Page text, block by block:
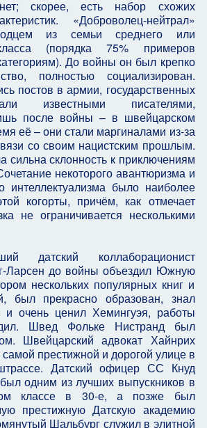
скорее, есть набор схожих
«Доброволец-нейтрал»
из семьи среднего или
(порядка 75% примеров
До войны он был крепко
полностью социализирован.
постов в армии, государственных
известными писателями,
после войны – в швейцарском
её – они стали маргиналами из-за
со своим нацистским прошлым.
сильна склонность к приключениям
некоторого авантюризма и
интеллектуализма было наиболее
когорты, причём, как отмечает
не ограничивается несколькими
датский коллаборационист
Ларсен до войны объездил Южную
нескольких популярных книг и
был прекрасно образован, знал
и очень ценил Хемингуэя, работы
Швед Фольке Нистранд был
Швейцарский адвокат Хайнрих
престижной и дорогой улице в
Датский офицер СС Кнуд
одним из лучших выпускников в
классе в 30-е, а позже был
престижную Датскую академию
Шальбург служил в элитной